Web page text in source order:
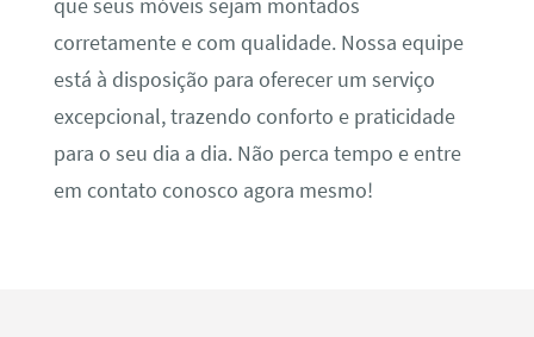
que seus móveis sejam montados
corretamente e com qualidade. Nossa equipe
está à disposição para oferecer um serviço
excepcional, trazendo conforto e praticidade
para o seu dia a dia. Não perca tempo e entre
em contato conosco agora mesmo!